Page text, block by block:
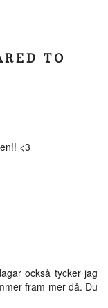
TO
<3
också tycker jag
fram mer då. Du